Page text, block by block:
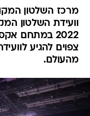
מרכז השלטון
צפוים להגיע
מהעולם.